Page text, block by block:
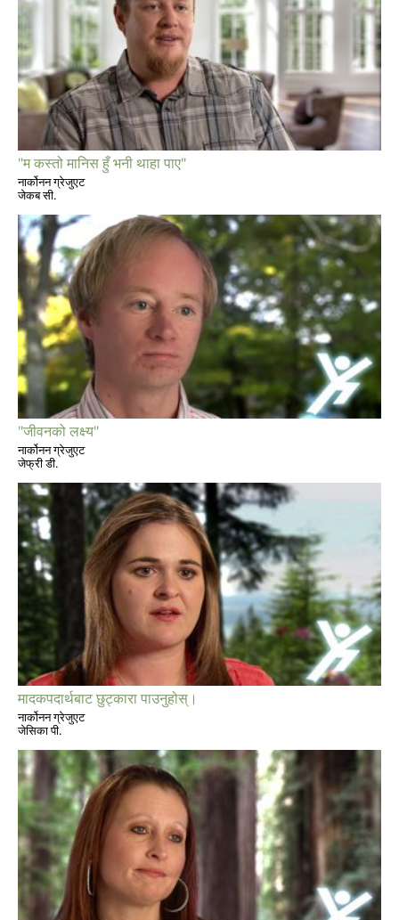
"म कस्तो मानिस हुँ भनी थाहा पाए"
नार्कोनन ग्रेजुएट
जेकब सी.
"जीवनको लक्ष्य"
नार्कोनन ग्रेजुएट
जेफ्री डी.
मादकपदार्थबाट छुट्कारा पाउनुहोस्।
नार्कोनन ग्रेजुएट
जेसिका पी.